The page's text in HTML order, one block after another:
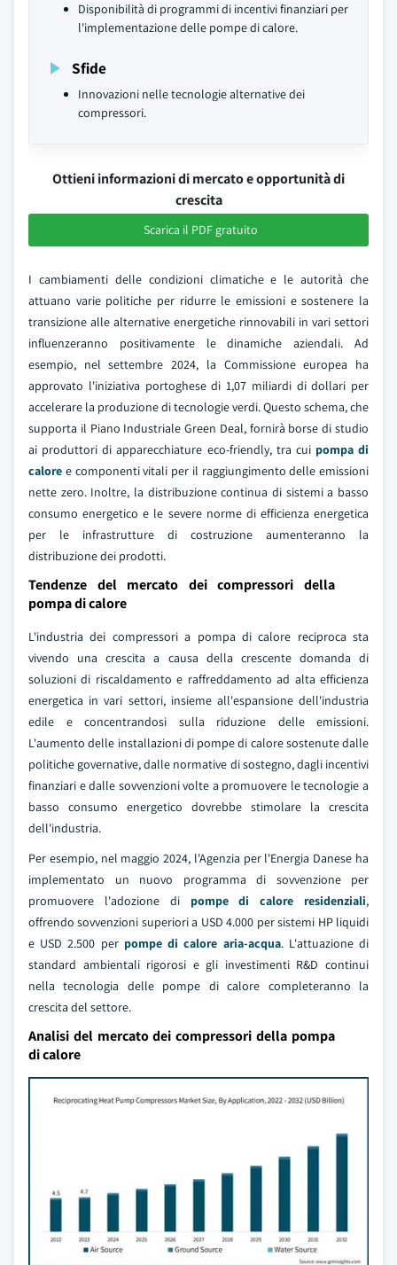
Disponibilità di programmi di incentivi finanziari per
l'implementazione delle pompe di calore.
Sfide
Innovazioni nelle tecnologie alternative dei
compressori.
Ottieni informazioni di mercato e opportunità di
crescita
Scarica il PDF gratuito
I cambiamenti delle condizioni climatiche e le autorità che
attuano varie politiche per ridurre le emissioni e sostenere la
transizione alle alternative energetiche rinnovabili in vari settori
influenzeranno positivamente le dinamiche aziendali. Ad
esempio, nel settembre 2024, la Commissione europea ha
approvato l'iniziativa portoghese di 1,07 miliardi di dollari per
accelerare la produzione di tecnologie verdi. Questo schema, che
supporta il Piano Industriale Green Deal, fornirà borse di studio
ai produttori di apparecchiature eco-friendly, tra cui pompa di
calore e componenti vitali per il raggiungimento delle emissioni
nette zero. Inoltre, la distribuzione continua di sistemi a basso
consumo energetico e le severe norme di efficienza energetica
per le infrastrutture di costruzione aumenteranno la
distribuzione dei prodotti.
Tendenze del mercato dei compressori della
pompa di calore
L'industria dei compressori a pompa di calore reciproca sta
vivendo una crescita a causa della crescente domanda di
soluzioni di riscaldamento e raffreddamento ad alta efficienza
energetica in vari settori, insieme all'espansione dell'industria
edile e concentrandosi sulla riduzione delle emissioni.
L'aumento delle installazioni di pompe di calore sostenute dalle
politiche governative, dalle normative di sostegno, dagli incentivi
finanziari e dalle sovvenzioni volte a promuovere le tecnologie a
basso consumo energetico dovrebbe stimolare la crescita
dell'industria.
Per esempio, nel maggio 2024, l'Agenzia per l'Energia Danese ha
implementato un nuovo programma di sovvenzione per
promuovere l'adozione di pompe di calore residenziali,
offrendo sovvenzioni superiori a USD 4.000 per sistemi HP liquidi
e USD 2.500 per pompe di calore aria-acqua. L'attuazione di
standard ambientali rigorosi e gli investimenti R&D continui
nella tecnologia delle pompe di calore completeranno la
crescita del settore.
Analisi del mercato dei compressori della pompa
di calore